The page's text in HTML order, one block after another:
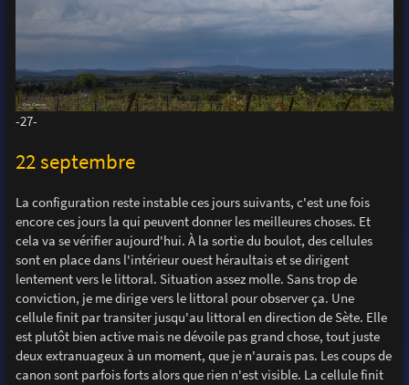
-27-
22 septembre
La configuration reste instable ces jours suivants, c'est une fois
encore ces jours la qui peuvent donner les meilleures choses. Et
cela va se vérifier aujourd'hui. À la sortie du boulot, des cellules
sont en place dans l'intérieur ouest héraultais et se dirigent
lentement vers le littoral. Situation assez molle. Sans trop de
conviction, je me dirige vers le littoral pour observer ça. Une
cellule finit par transiter jusqu'au littoral en direction de Sète. Elle
est plutôt bien active mais ne dévoile pas grand chose, tout juste
deux extranuageux à un moment, que je n'aurais pas. Les coups de
canon sont parfois forts alors que rien n'est visible. La cellule finit